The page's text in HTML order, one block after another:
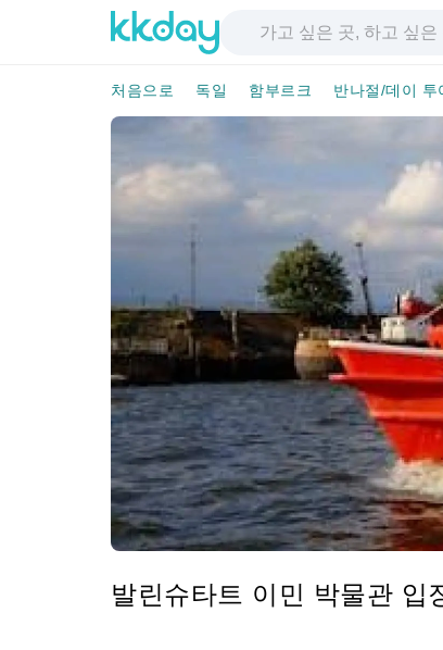
처음으로 독일 함부르크 반나절/데이 투
발린슈타트 이민 박물관 입